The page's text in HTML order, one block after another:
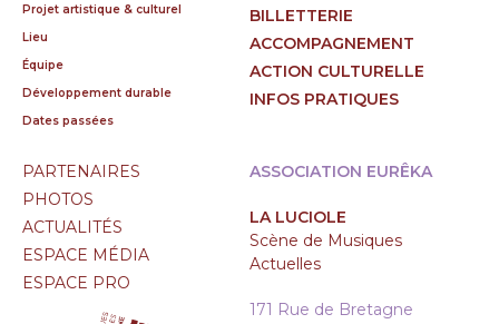
Projet artistique & culturel
Lieu
Équipe
Développement durable
Dates passées
BILLETTERIE
ACCOMPAGNEMENT
ACTION CULTURELLE
INFOS PRATIQUES
PARTENAIRES
PHOTOS
ACTUALITÉS
ESPACE MÉDIA
ESPACE PRO
ASSOCIATION EURÊKA
LA LUCIOLE
Scène de Musiques
Actuelles
171 Rue de Bretagne